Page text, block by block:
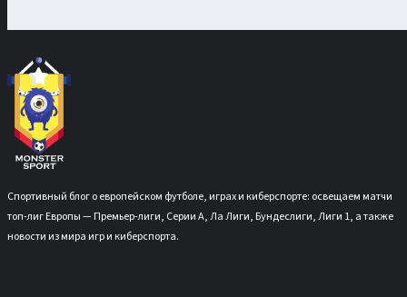
Спортивный блог о европейском футболе, играх и киберспорте: освещаем матчи
топ-лиг Европы — Премьер-лиги, Серии А, Ла Лиги, Бундеслиги, Лиги 1, а также
новости из мира игр и киберспорта.